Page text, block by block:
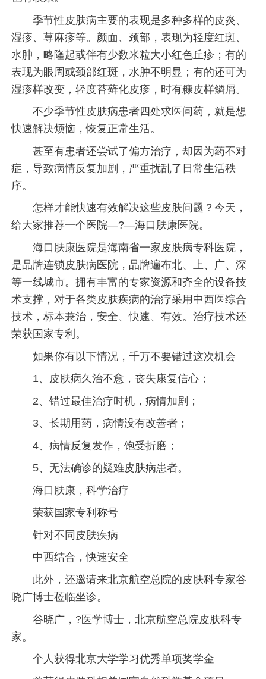
季节性皮肤病主要的表现是多种多样的皮炎、
湿疹、荨麻疹等。颜面、颈部，表现为轻度红斑、
水肿，略隆起或伴有少数米粒大小红色丘疹；有的
表现为眼周或颈部红斑，水肿不明显；有的还可为
湿疹样改变，轻度苔藓化皮疹，时有糠皮样鳞屑。
不少季节性皮肤病患者四处求医问药，就是想
快速解决烦恼，恢复正常生活。
甚至有患者还尝试了偏方治疗，却因为药不对
症，导致病情反复加剧，严重扰乱了日常生活秩
序。
怎样才能快速有效解决这些皮肤问题？今天，
给大家推荐一个医院—?—海口肤康医院。
海口肤康医院是海南省一家皮肤病专科医院，
是品牌连锁皮肤病医院，品牌遍布北、上、广、深
等一线城市。拥有丰富的专家资源和齐全的设备技
术支撑，对于各类皮肤疾病的治疗采用中西医综合
技术，标本兼治，安全、快速、有效。治疗技术还
荣获国家专利。
如果你有以下情况，千万不要错过这次机会
1、皮肤病久治不愈，丧失康复信心；
2、错过最佳治疗时机，病情加剧；
3、长期用药，病情没有改善者；
4、病情反复发作，饱受折磨；
5、无法确诊的疑难皮肤病患者。
海口肤康，科学治疗
荣获国家专利称号
针对不同皮肤疾病
中西结合，快速安全
此外，还邀请来北京航空总院的皮肤科专家谷
晓广博士莅临坐诊。
谷晓广，?医学博士，北京航空总院皮肤科专
家。
个人获得北京大学学习优秀单项奖学金